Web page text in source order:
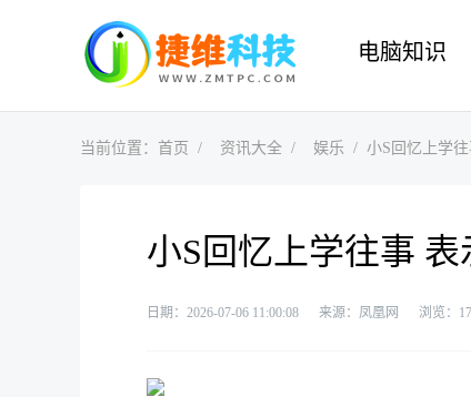
电脑知识
当前位置： 首页 资讯大全 娱乐 小S回忆上学
小S回忆上学往事
日期：2026-07-06 11:00:08 来源：凤凰网 浏览： 17